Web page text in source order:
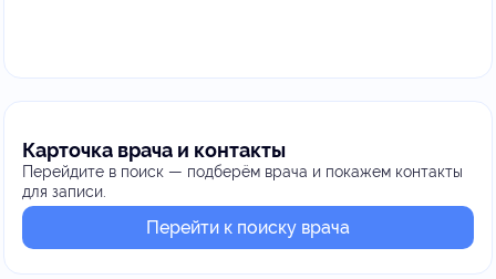
Карточка врача и контакты
Перейдите в поиск — подберём врача и покажем контакты
для записи.
Перейти к поиску врача